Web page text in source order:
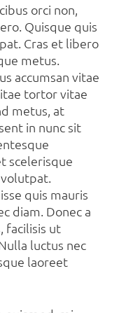
orci non,
Quisque quis
Cras et libero
metus.
accumsan vitae
tortor vitae
metus, at
in nunc sit
scelerisque
quis mauris
diam. Donec a
facilisis ut
luctus nec
laoreet